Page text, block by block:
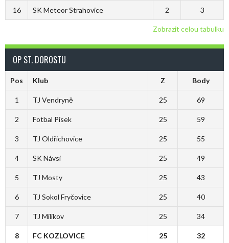
16 SK Meteor Strahovice 2 3
Zobrazit celou tabulku
OP ST. DOROSTU
Pos Klub Z Body
1 TJ Vendryně 25 69
2 Fotbal Písek 25 59
3 TJ Oldřichovice 25 55
4 SK Návsi 25 49
5 TJ Mosty 25 43
6 TJ Sokol Fryčovice 25 40
7 TJ Milíkov 25 34
8 FC KOZLOVICE 25 32